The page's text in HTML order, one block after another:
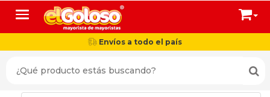
Toggle navigation
Envíos a todo el país